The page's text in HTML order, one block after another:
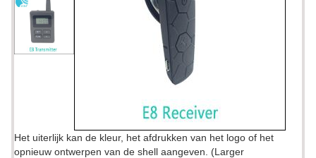
Het uiterlijk kan de kleur, het afdrukken van het logo of het
opnieuw ontwerpen van de shell aangeven. (Larger